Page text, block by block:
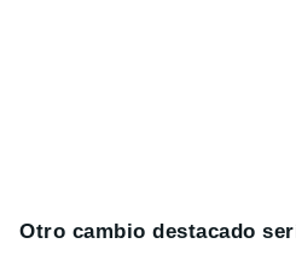
Otro cambio destacado